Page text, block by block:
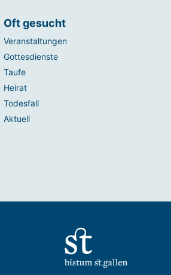
Oft gesucht
Veranstaltungen
Gottesdienste
Taufe
Heirat
Todesfall
Aktuell